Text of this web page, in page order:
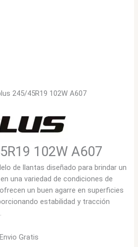
245/45R19 102W A607
102W A607
de llantas diseñado para brindar un
una variedad de condiciones de
un buen agarre en superficies
estabilidad y tracción
Gratis